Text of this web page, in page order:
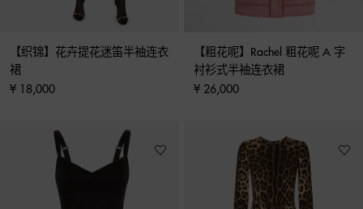
【织锦】花卉提花迷笛半袖连衣
裙
¥ 18,000
【粗花呢】Rachel 粗花呢 A 字
衬衫式半袖连衣裙
¥ 26,000